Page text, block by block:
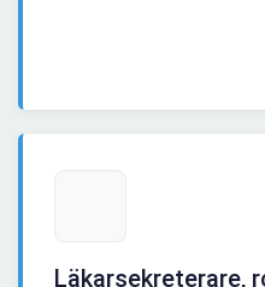
Läkarsekreterare,